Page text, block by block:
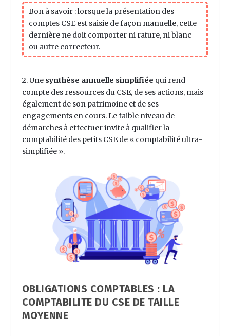
Bon à savoir : lorsque la présentation des
comptes CSE est saisie de façon manuelle, cette
dernière ne doit comporter ni rature, ni blanc
ou autre correcteur.
2. Unesynthèse annuelle simplifiée qui rend
compte des ressources du CSE, de ses actions, mais
également de son patrimoine et de ses
engagements en cours.Le faible niveau de
démarches à effectuer invite à qualifier la
comptabilité des petits CSE de « comptabilité ultra-
simplifiée».
OBLIGATIONS COMPTABLES : LA
COMPTABILITE DU CSE DE TAILLE
MOYENNE